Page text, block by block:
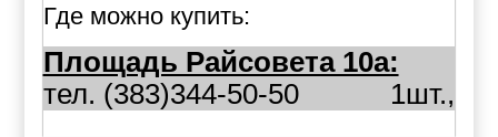
Где можно купить:
Площадь Райсовета 10а:
1шт.,
тел. (383)344-50-50